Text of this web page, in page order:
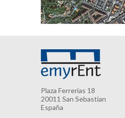
Plaza Ferrerias 18
20011 San Sebastian
España